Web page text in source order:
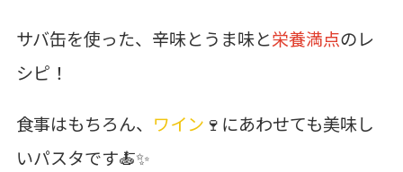
サバ缶を使った、辛味とうま味と栄養満点のレ
シピ！
食事はもちろん、 ワイン 🍷にあわせても美味し
いパスタです🍝✨